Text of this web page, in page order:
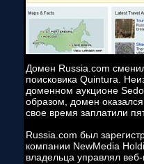
Домен Russia.com
поисковика Quintura.
доменном аукционе
образом, домен
свое время заплатили
Russia.com был
компании NewMedia
владельца управлял